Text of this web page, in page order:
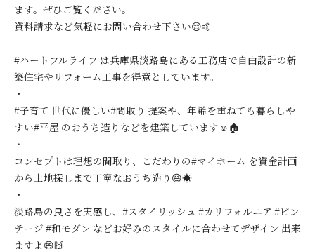
ます。ぜひご覧ください。
資料請求など気軽にお問い合わせ下さい😊🤙
#ハートフルライフ は兵庫県淡路島にある工務店で自由設計の新
築住宅やリフォーム工事を得意としています。
・
#子育て 世代に優しい#間取り 提案や、年齢を重ねても暮らしや
すい#平屋 のおうち造りなどを建築しています☺️🏠
・
コンセプトは理想の間取り、こだわりの#マイホーム を資金計画
から土地探しまで丁寧なおうち造り😆☀️
・
淡路島の良さを実感し、#スタイリッシュ #カリフォルニア #ビン
テージ #和モダン などお好みのスタイルに合わせてデザイン 出来
ますよ😄🙌